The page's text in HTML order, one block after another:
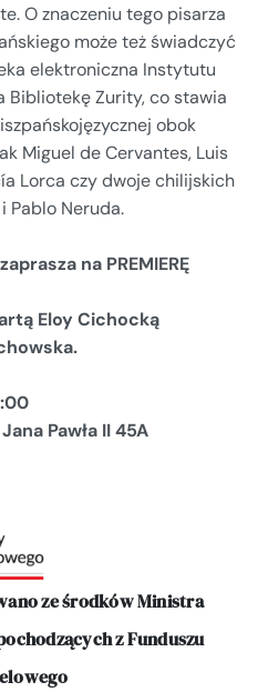
O znaczeniu tego pisarza
może też świadczyć
elektroniczna Instytutu
Bibliotekę Zurity, co stawia
obok
Miguel de Cervantes, Luis
Lorca czy dwoje chilijskich
Pablo Neruda.
na PREMIERĘ
Eloy Cichocką
Pawła II 45A
ze środków Ministra
z Funduszu